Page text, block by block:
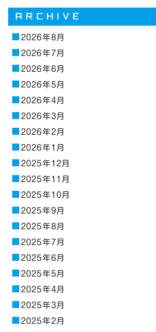
2026年8月
2026年7月
2026年6月
2026年5月
2026年4月
2026年3月
2026年2月
2026年1月
2025年12月
2025年11月
2025年10月
2025年9月
2025年8月
2025年7月
2025年6月
2025年5月
2025年4月
2025年3月
2025年2月